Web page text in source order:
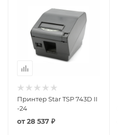
Принтер Star TSP 743D II
-24
от28 537 ₽